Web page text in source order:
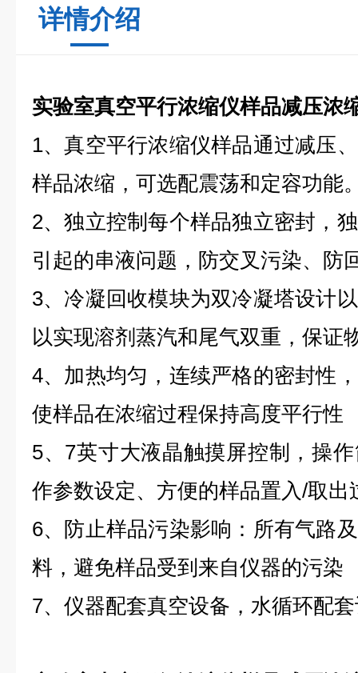
详情介绍
实验室真空平行浓缩仪样品减压浓
1、真空平行浓缩仪样品通过减压
样品浓缩，可选配震荡和定容功能
2、独立控制每个样品独立密封，
引起的串液问题，防交叉污染、防
3、冷凝回收模块为双冷凝塔设计
以实现溶剂蒸汽和尾气双重，保证
4、加热均匀，连续严格的密封性
使样品在浓缩过程保持高度平行性
5、7英寸大液晶触摸屏控制，操
作参数设定、方便的样品置入/取出
6、防止样品污染影响：所有气路
料，避免样品受到来自仪器的污染
7、仪器配套真空设备，水循环配